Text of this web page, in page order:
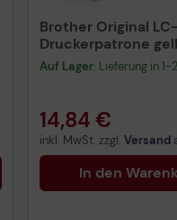
Brother Original
Druckerpatrone
Seiten (LC123Y)
Auf Lager: Lieferung in
14,84 €
inkl. MwSt. zzgl. Versand
In den